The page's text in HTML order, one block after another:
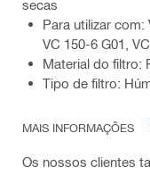
secas
Para utilizar com:
VC 150-6 G01,
Material do filtro:
Tipo de filtro:
MAIS INFORMAÇÕES
Os nossos clientes